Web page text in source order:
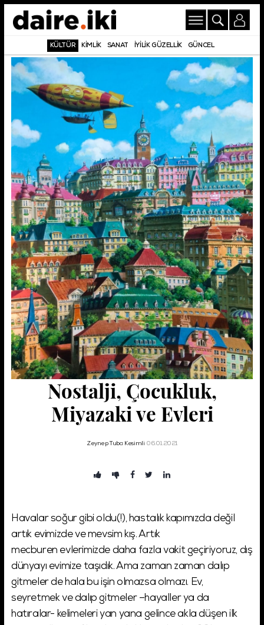
KÜLTÜR KİMLİK SANAT İYİLİK GÜZELLİK GÜNCEL
Nostalji, Çocukluk,
Miyazaki ve Evleri
Zeynep Tuba Kesimli 06.01.2021
Havalar soğur gibi oldu(!), hastalık kapımızda değil
artık evimizde ve mevsim kış. Artık
mecburen evlerimizde daha fazla vakit geçiriyoruz, dış
dünyayı evimize taşıdık. Ama zaman zaman dalıp
gitmeler de hala bu işin olmazsa olmazı. Ev,
seyretmek ve dalıp gitmeler –hayaller ya da
hatıralar- kelimeleri yan yana gelince akla düşen ilk
Şifremi Unuttum!
Giriş